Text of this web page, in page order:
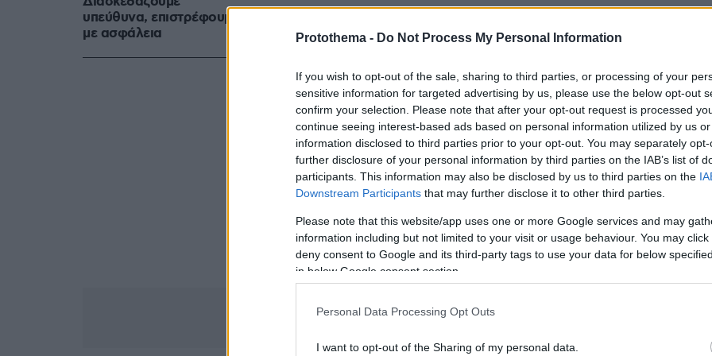
Protothema - Do Not Process My Personal Information
If you wish to opt-out of the sale, sharing to third parties, or processing of your
sensitive information for targeted advertising by us, please use the below opt-out
confirm your selection. Please note that after your opt-out request is processed
continue seeing interest-based ads based on personal information utilized by us
information disclosed to third parties prior to your opt-out. You may separately
further disclosure of your personal information by third parties on the IAB’s list of
participants. This information may also be disclosed by us to third parties on the
Downstream Participants that may further disclose it to other third parties.
Please note that this website/app uses one or more Google services and may
information including but not limited to your visit or usage behaviour. You may
deny consent to Google and its third-party tags to use your data for below
in below Google consent section.
Personal Data Processing Opt Outs
I want to opt-out of the Sharing of my personal data.
Glomex Player(40599w16ki4e70hs, v-cp6xmt536xvl)
υπεύθυνα, επιστρέφουμε
με ασφάλεια